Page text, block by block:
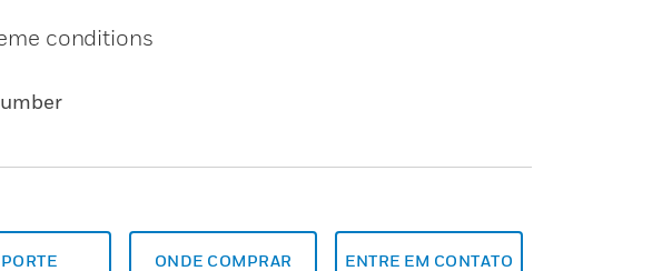
conditions
ONDE COMPRAR ENTRE EM CONTATO